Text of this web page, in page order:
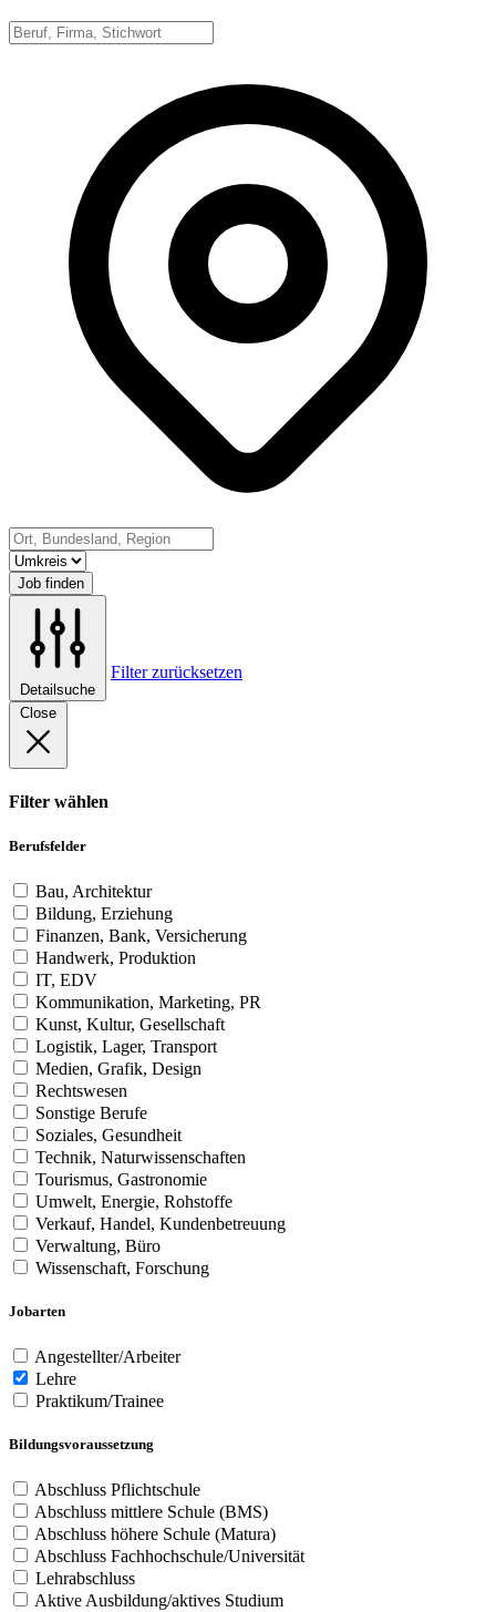
Job finden
Detailsuche
Filter zurücksetzen
Close
Filter wählen
Berufsfelder
Bau, Architektur
Bildung, Erziehung
Finanzen, Bank, Versicherung
Handwerk, Produktion
IT, EDV
Kommunikation, Marketing, PR
Kunst, Kultur, Gesellschaft
Logistik, Lager, Transport
Medien, Grafik, Design
Rechtswesen
Sonstige Berufe
Soziales, Gesundheit
Technik, Naturwissenschaften
Tourismus, Gastronomie
Umwelt, Energie, Rohstoffe
Verkauf, Handel, Kundenbetreuung
Verwaltung, Büro
Wissenschaft, Forschung
Jobarten
Angestellter/Arbeiter
Lehre
Praktikum/Trainee
Bildungsvoraussetzung
Abschluss Pflichtschule
Abschluss mittlere Schule (BMS)
Abschluss höhere Schule (Matura)
Abschluss Fachhochschule/Universität
Lehrabschluss
Aktive Ausbildung/aktives Studium